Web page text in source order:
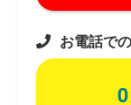
お電話で